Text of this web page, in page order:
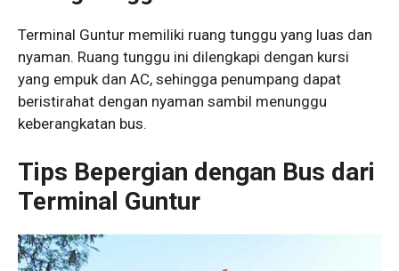
Terminal Guntur memiliki ruang tunggu yang luas dan
nyaman. Ruang tunggu ini dilengkapi dengan kursi
yang empuk dan AC, sehingga penumpang dapat
beristirahat dengan nyaman sambil menunggu
keberangkatan bus.
Tips Bepergian dengan Bus dari
Terminal Guntur